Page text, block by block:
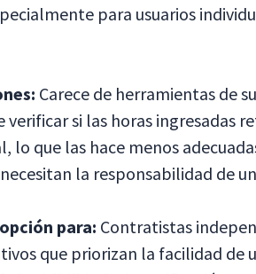
para usuarios
Carece de herramientas de
verificar si las horas ingresadas
lo que las hace menos
la responsabilidad de
para: Contratistas
que priorizan la facilidad de